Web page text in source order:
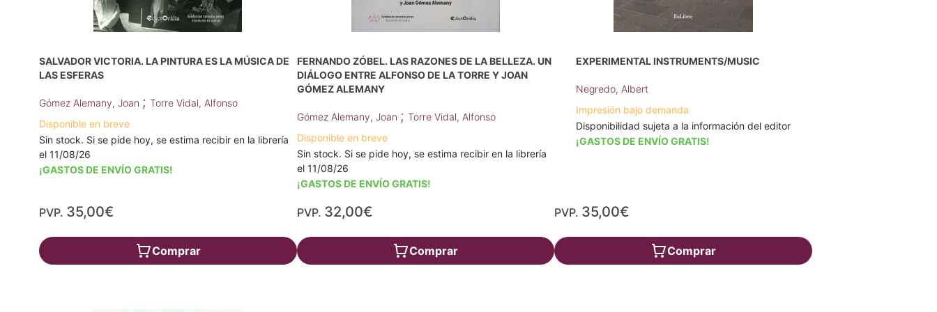
SALVADOR VICTORIA. LA PINTURA ES LA MÚSICA DE
LAS ESFERAS
Gómez Alemany, Joan ; Torre Vidal, Alfonso
Disponible en breve
Sin stock. Si se pide hoy, se estima recibir en la librería
el 11/08/26
¡GASTOS DE ENVÍO GRATIS!
PVP. 35,00€
Comprar
FERNANDO ZÓBEL. LAS RAZONES DE LA BELLEZA. UN
DIÁLOGO ENTRE ALFONSO DE LA TORRE Y JOAN
GÓMEZ ALEMANY
Gómez Alemany, Joan ; Torre Vidal, Alfonso
Disponible en breve
Sin stock. Si se pide hoy, se estima recibir en la librería
el 11/08/26
¡GASTOS DE ENVÍO GRATIS!
PVP. 32,00€
Comprar
EXPERIMENTAL INSTRUMENTS/MUSIC
Negredo, Albert
Impresión bajo demanda
Disponibilidad sujeta a la información del editor
¡GASTOS DE ENVÍO GRATIS!
PVP. 35,00€
Comprar